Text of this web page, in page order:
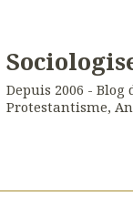
Depuis 2006 - Blog
Protestantisme,